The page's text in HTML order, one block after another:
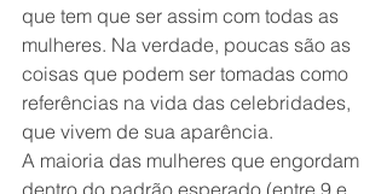
que tem que ser assim com todas as
mulheres. Na verdade, poucas são as
coisas que podem ser tomadas como
referências na vida das celebridades,
que vivem de sua aparência.
A maioria das mulheres que engordam
dentro do padrão esperado (entre 9 e